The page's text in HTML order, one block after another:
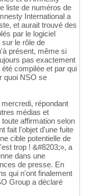
liste de numéros de
International a
et aurait trouvé des
par le logiciel
le rôle de
présent, même si
pas exactement
compilée et par qui
quoi NSO se
répondant
médias et
affirmation selon
fait l'objet d'une fuite
cible potentielle de
trop ! &#8203;», a
dans une
de presse. En
qui n'ont finalement
Group a déclaré